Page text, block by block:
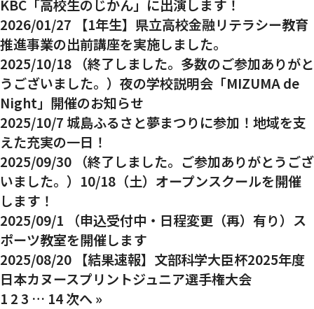
KBC「高校生のじかん」に出演します！
2026/01/27
【1年生】県立高校金融リテラシー教育
推進事業の出前講座を実施しました。
2025/10/18
（終了しました。多数のご参加ありがと
うございました。）夜の学校説明会「MIZUMA de
Night」開催のお知らせ
2025/10/7 城島ふるさと夢まつりに参加！地域を支
えた充実の一日！
2025/09/30
（終了しました。ご参加ありがとうござ
いました。）10/18（土）オープンスクールを開催
します！
2025/09/1
（申込受付中・日程変更（再）有り）ス
ポーツ教室を開催します
2025/08/20
【結果速報】文部科学大臣杯2025年度
日本カヌースプリントジュニア選手権大会
1 23 … 14次へ »